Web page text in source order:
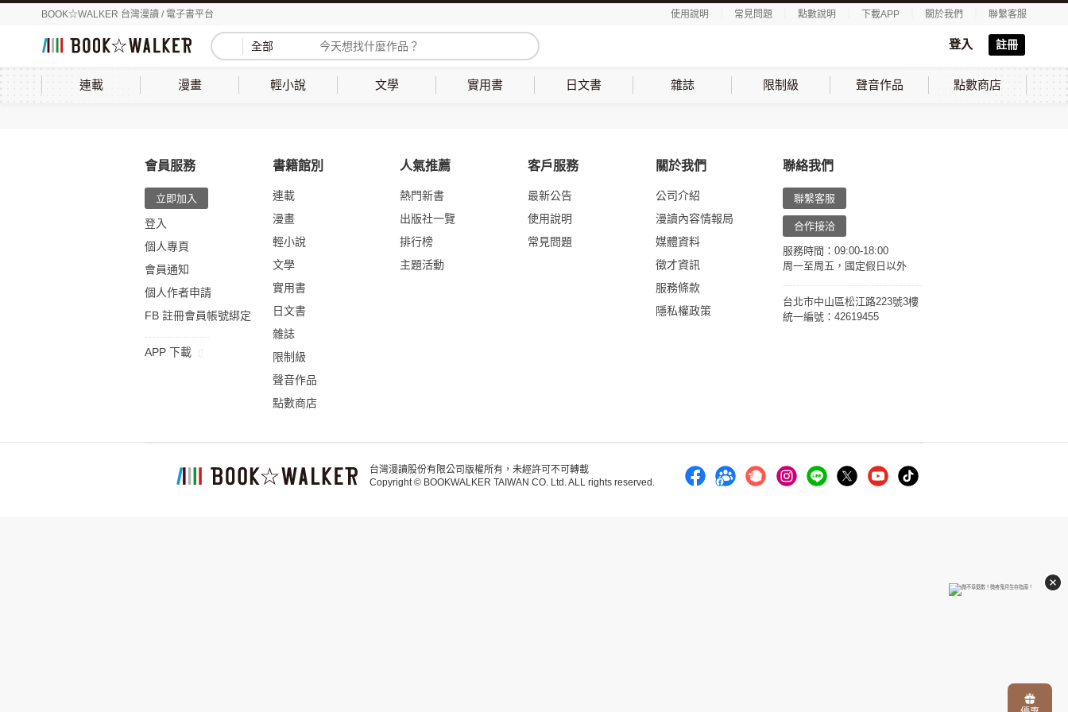
BOOK☆WALKER 台灣漫讀 / 電子書平台 使用說明 常見問題 點數說明 下載APP 關於我們 聯繫客服
全部 登入 註冊
連載 漫畫 輕小說 文學 實用書 日文書 雜誌 限制級 聲音作品 點數商店
會員服務
立即加入
登入
個人專頁
會員通知
個人作者申請
FB 註冊會員帳號綁定
APP 下載
書籍館別
連載
漫畫
輕小說
文學
實用書
日文書
雜誌
限制級
聲音作品
點數商店
人氣推薦
熱門新書
出版社一覽
排行榜
主題活動
客戶服務
最新公告
使用說明
常見問題
關於我們
公司介紹
漫讀內容情報局
媒體資料
徵才資訊
服務條款
隱私權政策
聯絡我們
聯繫客服
合作接洽
服務時間：09:00-18:00
周一至周五，國定假日以外
台北市中山區松江路223號3樓
統一編號：42619455
台灣漫讀股份有限公司版權所有，未經許可不可轉載
Copyright © BOOKWALKER TAIWAN CO. Ltd. ALL rights reserved.